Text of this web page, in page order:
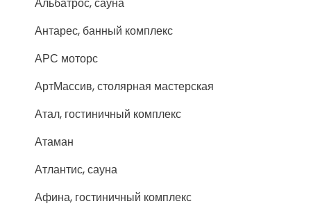
Антарес, банный комплекс
АРС моторс
АртМассив, столярная мастерская
Атал, гостиничный комплекс
Атаман
Атлантис, сауна
Афина, гостиничный комплекс